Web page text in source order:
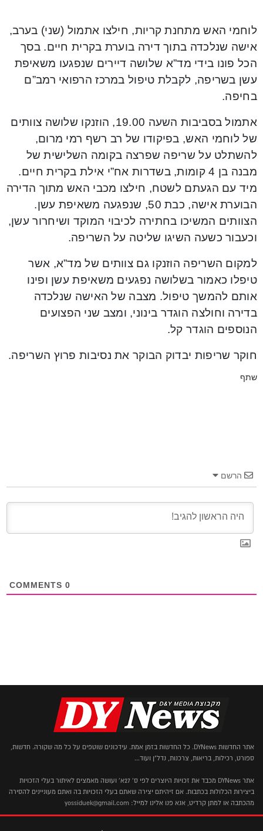
לוחמי האש מתחנת קריות, חילצו אתמול (שני) בערב,
אישה שנלכדה בתוך דירה בוערת בקרית חיים. בסך
הכל פונו בידי מד”א שלושה דיירים שנפגעו משאיפת
עשן בשריפה, לקבלת טיפול במרכז הרפואי רמב”ם
בחיפה.
אתמול בסביבות השעה 19.00, הוזנקו שלושה צוותים
של לוחמי האש, בפיקודו של רב רשף רמי מרום,
להשתלט על שריפה שפרצה בקומה השלישית של
מבנה בן 4 קומות, בשדרות אח”י אילת בקרית חיים.
מיד עם הגעתם לשטח, חילצו מכבי האש מתוך הדירה
הבוערת אישה, כבת 50, שנפגעה משאיפת עשן.
הצוותים המשיכו בחתירה לכיבוי המוקד ושיחרור עשן,
וכעבור כשעה השיגו שליטה על השריפה.
למקום השריפה הוזנקו גם צוותים של מד”א, אשר
טיפלו כאמור בשלושה נפגעים משאיפת עשן ופינו
אותם להמשך טיפול. מצבה של האישה שנלכדה
בדירה וחולצה הוגדר בינוני, ומצב שני הפצועים
הנוספים הוגדר קל.
חוקר שריפות יבדוק הבוקר את נסיבות פרוץ השריפה.
שתף
הרשם
0
אתר החדשות DYNews. כל החדשות בזמן אמת. עידכונים שוטפים על כל מה שקורה. חדשות,
ספורט, רכילות, בריאות, צרכנות, נדל"ן ועוד...
אתר DYNews מכבד את זכויות היוצרים לפי ס' 27א' ועושה מאמצים לאיתור בעלי הזכויות
ביצירות הכלולות בכתבות. אם זיהיתם יצירה שאתם בעלי הזכויות בה ואתם מעוניינים להסירה
מהכתבה או למתן קרדיט, אנא פנו אלינו למייל: yossiduek@gmail.com